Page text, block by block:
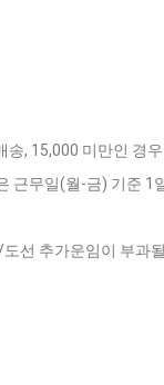
송, 15,000 미만인 경
근무일(월-금) 기준
선 추가운임이 부과